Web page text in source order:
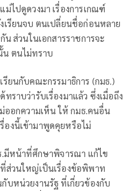
ไปดูดวงมา เรื่องการเกณฑ์
เรียนจบ ตนเปลี่ยนชื่อก่อนหลาย
น ส่วนในเอกสารราชการจะ
น ตนไม่ทราบ
รียนกับคณะกรรมาธิการ (กมธ.)
ราบว่ารับเรื่องมาแล้ว ซึ่งเมื่อถึง
ออกความเห็น ให้ กมธ.คนอื่น
องนี้เข้ามาพูดคุยหรือไม่
.มีหน้าที่ศึกษาพิจารณา แก้ไข
ส่วนใหญ่เป็นเรื่องข้อพิพาท
บหน่วยงานรัฐ ที่เกี่ยวข้องกับ